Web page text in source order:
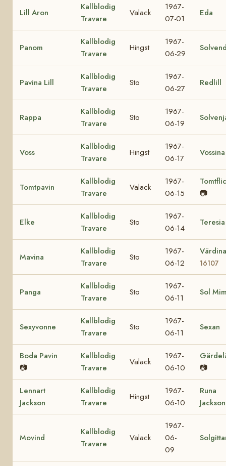
Lill Aron
Kallblodig
Travare
Valack
1967-
07-01
Eda
Panom
Kallblodig
Travare
Hingst
1967-
06-29
Pavina Lill
Kallblodig
Travare
Sto
1967-
06-27
Redlill
Rappa
Kallblodig
Travare
Sto
1967-
06-19
Voss
Kallblodig
Travare
Hingst
1967-
06-17
Vossina
Tomtpavin
Kallblodig
Travare
Valack
1967-
06-15
📷
Elke
Kallblodig
Travare
Sto
1967-
06-14
Teresia
Mavina
Kallblodig
Travare
Sto
1967-
06-12
Värdina
16107
Panga
Kallblodig
Travare
Sto
1967-
06-11
Sol
Sexyvonne
Kallblodig
Travare
Sto
1967-
06-11
Sexan
Boda Pavin
📷
Kallblodig
Travare
Valack
1967-
06-10
📷
Lennart
Jackson
Kallblodig
Travare
Hingst
1967-
06-10
Runa
Jackson
Movind
Kallblodig
Travare
Valack
1967-
06-
09